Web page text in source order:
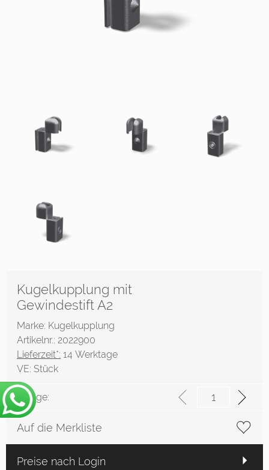
Kugelkupplung mit
Gewindestift A2
Marke: Kugelkupplung
Artikelnr.: 2022900
Lieferzeit*: 14 Werktage
VE: Stück
Menge:
Auf die Merkliste
Preise nach Login